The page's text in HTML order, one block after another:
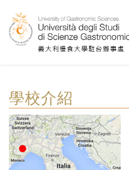
學校介紹